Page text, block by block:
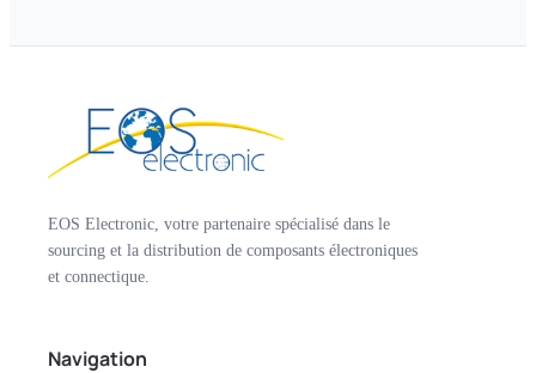
EOS Electronic, votre partenaire spécialisé dans le
sourcing et la distribution de composants électroniques
et connectique.
Navigation